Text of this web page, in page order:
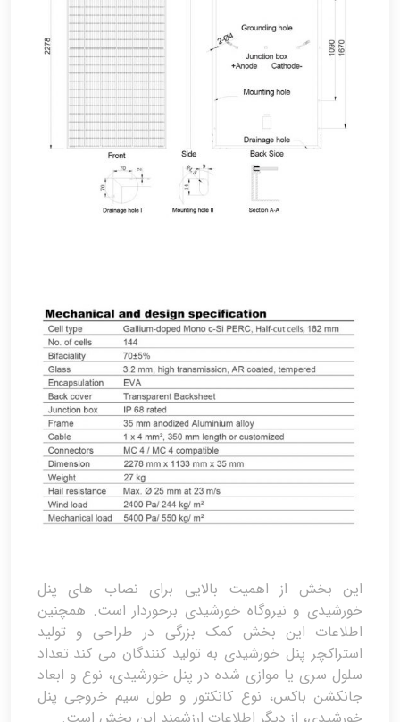
این بخش از اهمیت بالایی برای نصاب های پنل
خورشیدی و نیروگاه خورشیدی برخوردار است. همچنین
اطلاعات این بخش کمک بزرگی در طراحی و تولید
استراکچر پنل خورشیدی به تولید کنندگان می کند.تعداد
سلول سری یا موازی شده در پنل خورشیدی، نوع و ابعاد
جانکشن باکس، نوع کانکتور و طول سیم خروجی پنل